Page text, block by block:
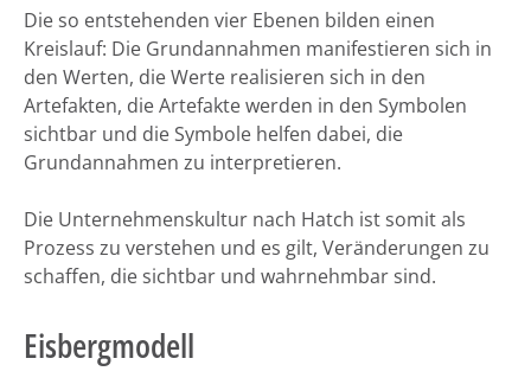
Die so entstehenden vier Ebenen bilden einen
Kreislauf: Die Grundannahmen manifestieren sich in
den Werten, die Werte realisieren sich in den
Artefakten, die Artefakte werden in den Symbolen
sichtbar und die Symbole helfen dabei, die
Grundannahmen zu interpretieren.
Die Unternehmenskultur nach Hatch ist somit als
Prozess zu verstehen und es gilt, Veränderungen zu
schaffen, die sichtbar und wahrnehmbar sind.
Eisbergmodell